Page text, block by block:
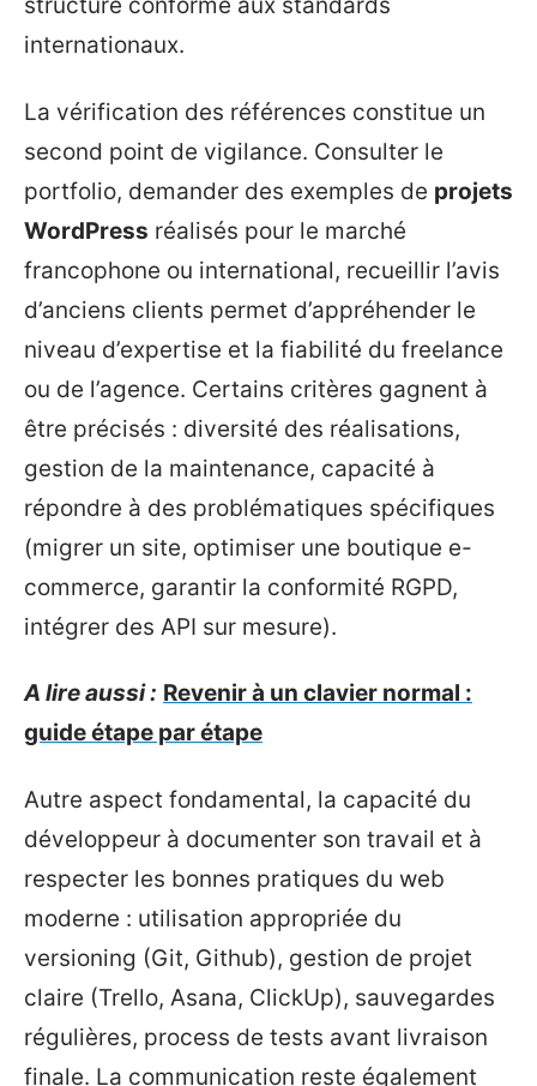
internationaux.
La vérification des références constitue un
second point de vigilance. Consulter le
portfolio, demander des exemples de projets
WordPress réalisés pour le marché
francophone ou international, recueillir l’avis
d’anciens clients permet d’appréhender le
niveau d’expertise et la fiabilité du freelance
ou de l’agence. Certains critères gagnent à
être précisés : diversité des réalisations,
gestion de la maintenance, capacité à
répondre à des problématiques spécifiques
(migrer un site, optimiser une boutique e-
commerce, garantir la conformité RGPD,
intégrer des API sur mesure).
A lire aussi : Revenir à un clavier normal :
guide étape par étape
Autre aspect fondamental, la capacité du
développeur à documenter son travail et à
respecter les bonnes pratiques du web
moderne : utilisation appropriée du
versioning (Git, Github), gestion de projet
claire (Trello, Asana, ClickUp), sauvegardes
régulières, process de tests avant livraison
finale. La communication reste également